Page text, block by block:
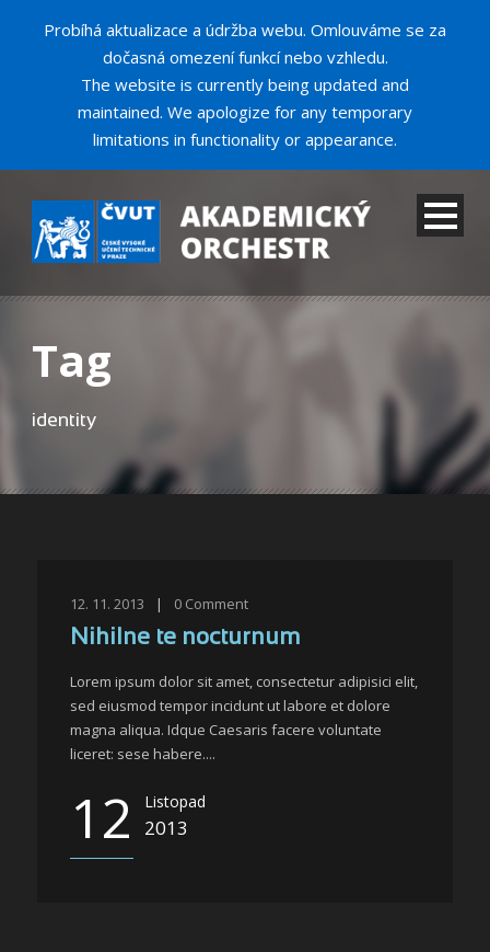
Tag
identity
12. 11. 2013 | 0 Comment
Nihilne te nocturnum
Lorem ipsum dolor sit amet, consectetur adipisici elit,
sed eiusmod tempor incidunt ut labore et dolore
magna aliqua. Idque Caesaris facere voluntate
liceret: sese habere....
12 Listopad
2013
Probíhá aktualizace a údržba webu. Omlouváme se za
dočasná omezení funkcí nebo vzhledu.
The website is currently being updated and
maintained. We apologize for any temporary
limitations in functionality or appearance.